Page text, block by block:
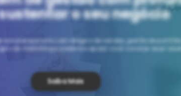
o seu negócio
em planejamento estratégico de vendas, gestão de portfólio
de marketing e podemos apoiar você a evoluir seus
Saiba Mais